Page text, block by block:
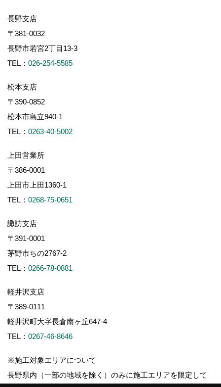
長野支店
〒381-0032
長野市若宮2丁目13-3
TEL： 026-254-5585
松本支店
〒390-0852
松本市島立940-1
TEL： 0263-40-5002
上田営業所
〒386-0001
上田市上田1360-1
TEL： 0268-75-0651
諏訪支店
〒391-0001
茅野市ちの2767-2
TEL： 0266-78-0881
軽井沢支店
〒389-0111
軽井沢町大字長倉南ヶ丘647-4
TEL： 0267-46-8646
※施工対象エリアについて
長野県内（一部の地域を除く）のみに施工エリアを限定して